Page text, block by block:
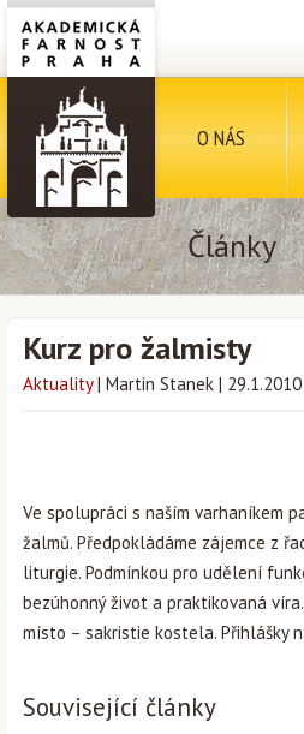
O NÁS
Články
Kurz pro žalmisty
Aktuality | Martin Stanek |
Ve spolupráci s naším varhaníkem
žalmů. Předpokládáme zájemce z
liturgie. Podmínkou pro udělení
bezúhonný život a praktikovaná
místo – sakristie kostela. Přihlášky
Související články